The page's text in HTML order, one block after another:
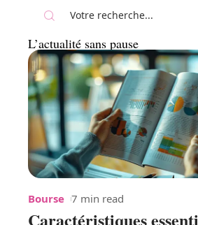
L’actualité sans pause
Bourse 7 min read
Caractéristiques